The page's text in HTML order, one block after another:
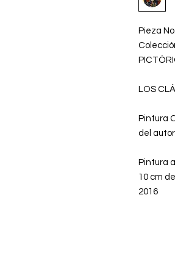
Pieza
LOS
Pintura
del
Pintura
10 cm
2016